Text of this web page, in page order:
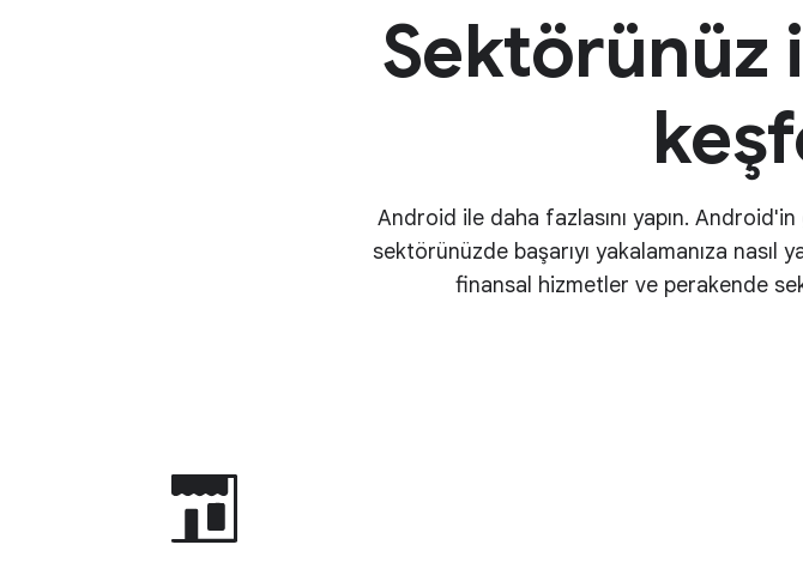
Sektörünüz
Android ile daha fazlasını yapın.
sektörünüzde başarıyı yakalamanıza nasıl
finansal hizmetler ve perakende